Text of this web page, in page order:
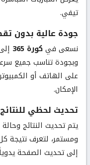
تيفي.
جودة عالية بدون
نسعى فيكورة 365
وبجودة تناسب جميع
على الهاتف أو
الإمكان.
تحديث لحظي للنتائج
يتم تحديث النتائج
ومستمر، لتعرف نتيجة
إلى تحديث الصفحة